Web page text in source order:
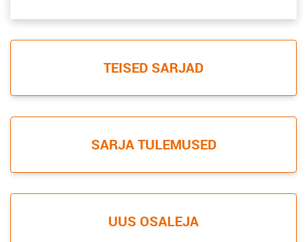
TEISED SARJAD
SARJA TULEMUSED
UUS OSALEJA